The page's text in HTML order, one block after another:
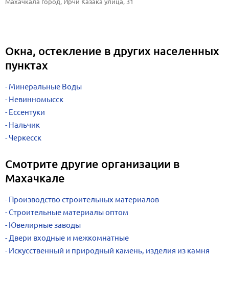
Окна, остекление в других населенных
пунктах
Минеральные Воды
Невинномысск
Ессентуки
Нальчик
Черкесск
Смотрите другие организации в
Махачкале
Производство строительных материалов
Строительные материалы оптом
Ювелирные заводы
Двери входные и межкомнатные
Искусственный и природный камень, изделия из камня